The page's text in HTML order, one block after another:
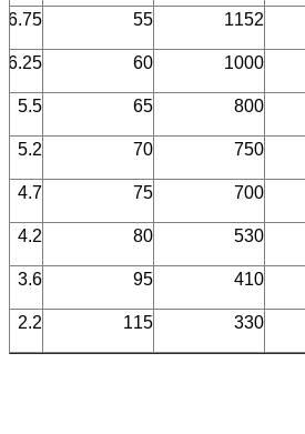
1152
55
6.75
1000
60
6.25
800
65
5.5
750
70
5.2
700
75
4.7
530
80
4.2
410
95
3.6
330
115
2.2